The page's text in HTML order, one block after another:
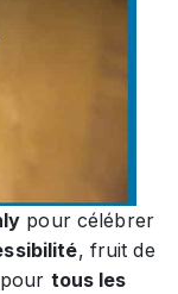
pour célébrer
, fruit de
tous les